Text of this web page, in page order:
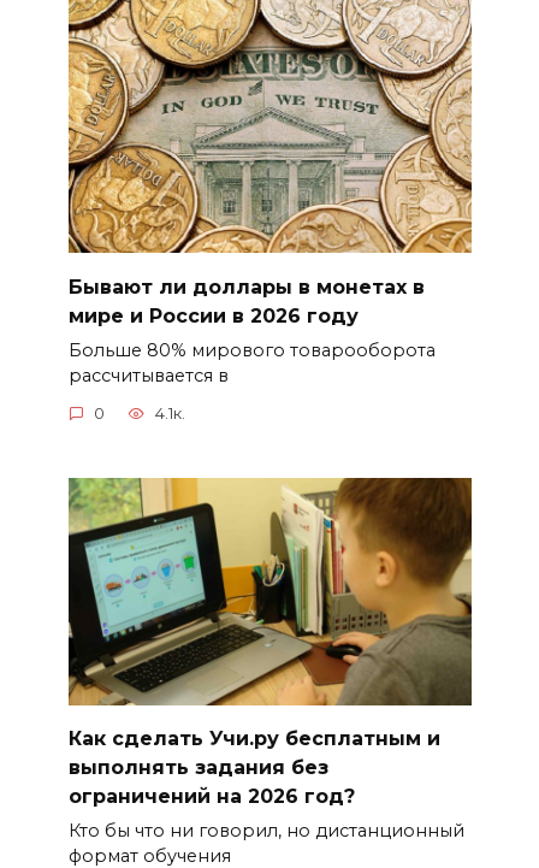
Бывают ли доллары в монетах в
мире и России в 2026 году
Больше 80% мирового товарооборота
рассчитывается в
0 4.1к.
Как сделать Учи.ру бесплатным и
выполнять задания без
ограничений на 2026 год?
Кто бы что ни говорил, но дистанционный
формат обучения